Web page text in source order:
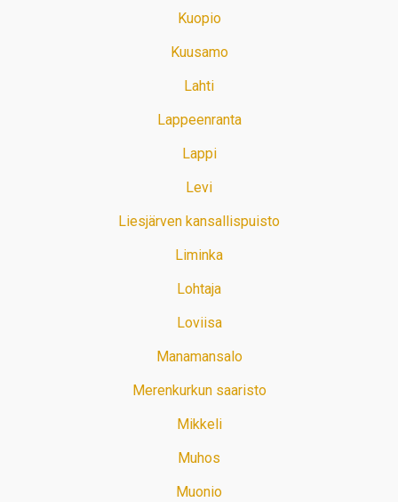
Kuopio
Kuusamo
Lahti
Lappeenranta
Lappi
Levi
Liesjärven kansallispuisto
Liminka
Lohtaja
Loviisa
Manamansalo
Merenkurkun saaristo
Mikkeli
Muhos
Muonio